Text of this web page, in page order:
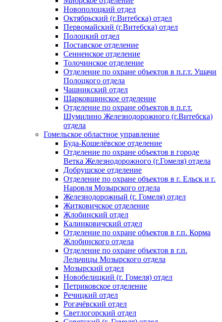
Новополоцкий отдел
Октябрьский (г.Витебска) отдел
Первомайский (г.Витебска) отдел
Полоцкий отдел
Поставское отделение
Сенненское отделение
Толочинское отделение
Отделение по охране объектов в п.г.т. Ушачи
Полоцкого отдела
Чашникский отдел
Шарковщинское отделение
Отделение по охране объектов в п.г.т.
Шумилино Железнодорожного (г.Витебска)
отдела
Гомельское областное управление
Буда-Кошелёвское отделение
Отделение по охране объектов в городе
Ветка Железнодорожного (г.Гомеля) отдела
Добрушское отделение
Отделение по охране объектов в г. Ельск и г.
Наровля Мозырского отдела
Железнодорожный (г. Гомеля) отдел
Житковичское отделение
Жлобинский отдел
Калинковичский отдел
Отделение по охране объектов в г.п. Корма
Жлобинского отдела
Отделение по охране объектов в г.п.
Лельчицы Мозырского отдела
Мозырский отдел
Новобелицкий (г. Гомеля) отдел
Петриковское отделение
Речицкий отдел
Рогачёвский отдел
Светлогорский отдел